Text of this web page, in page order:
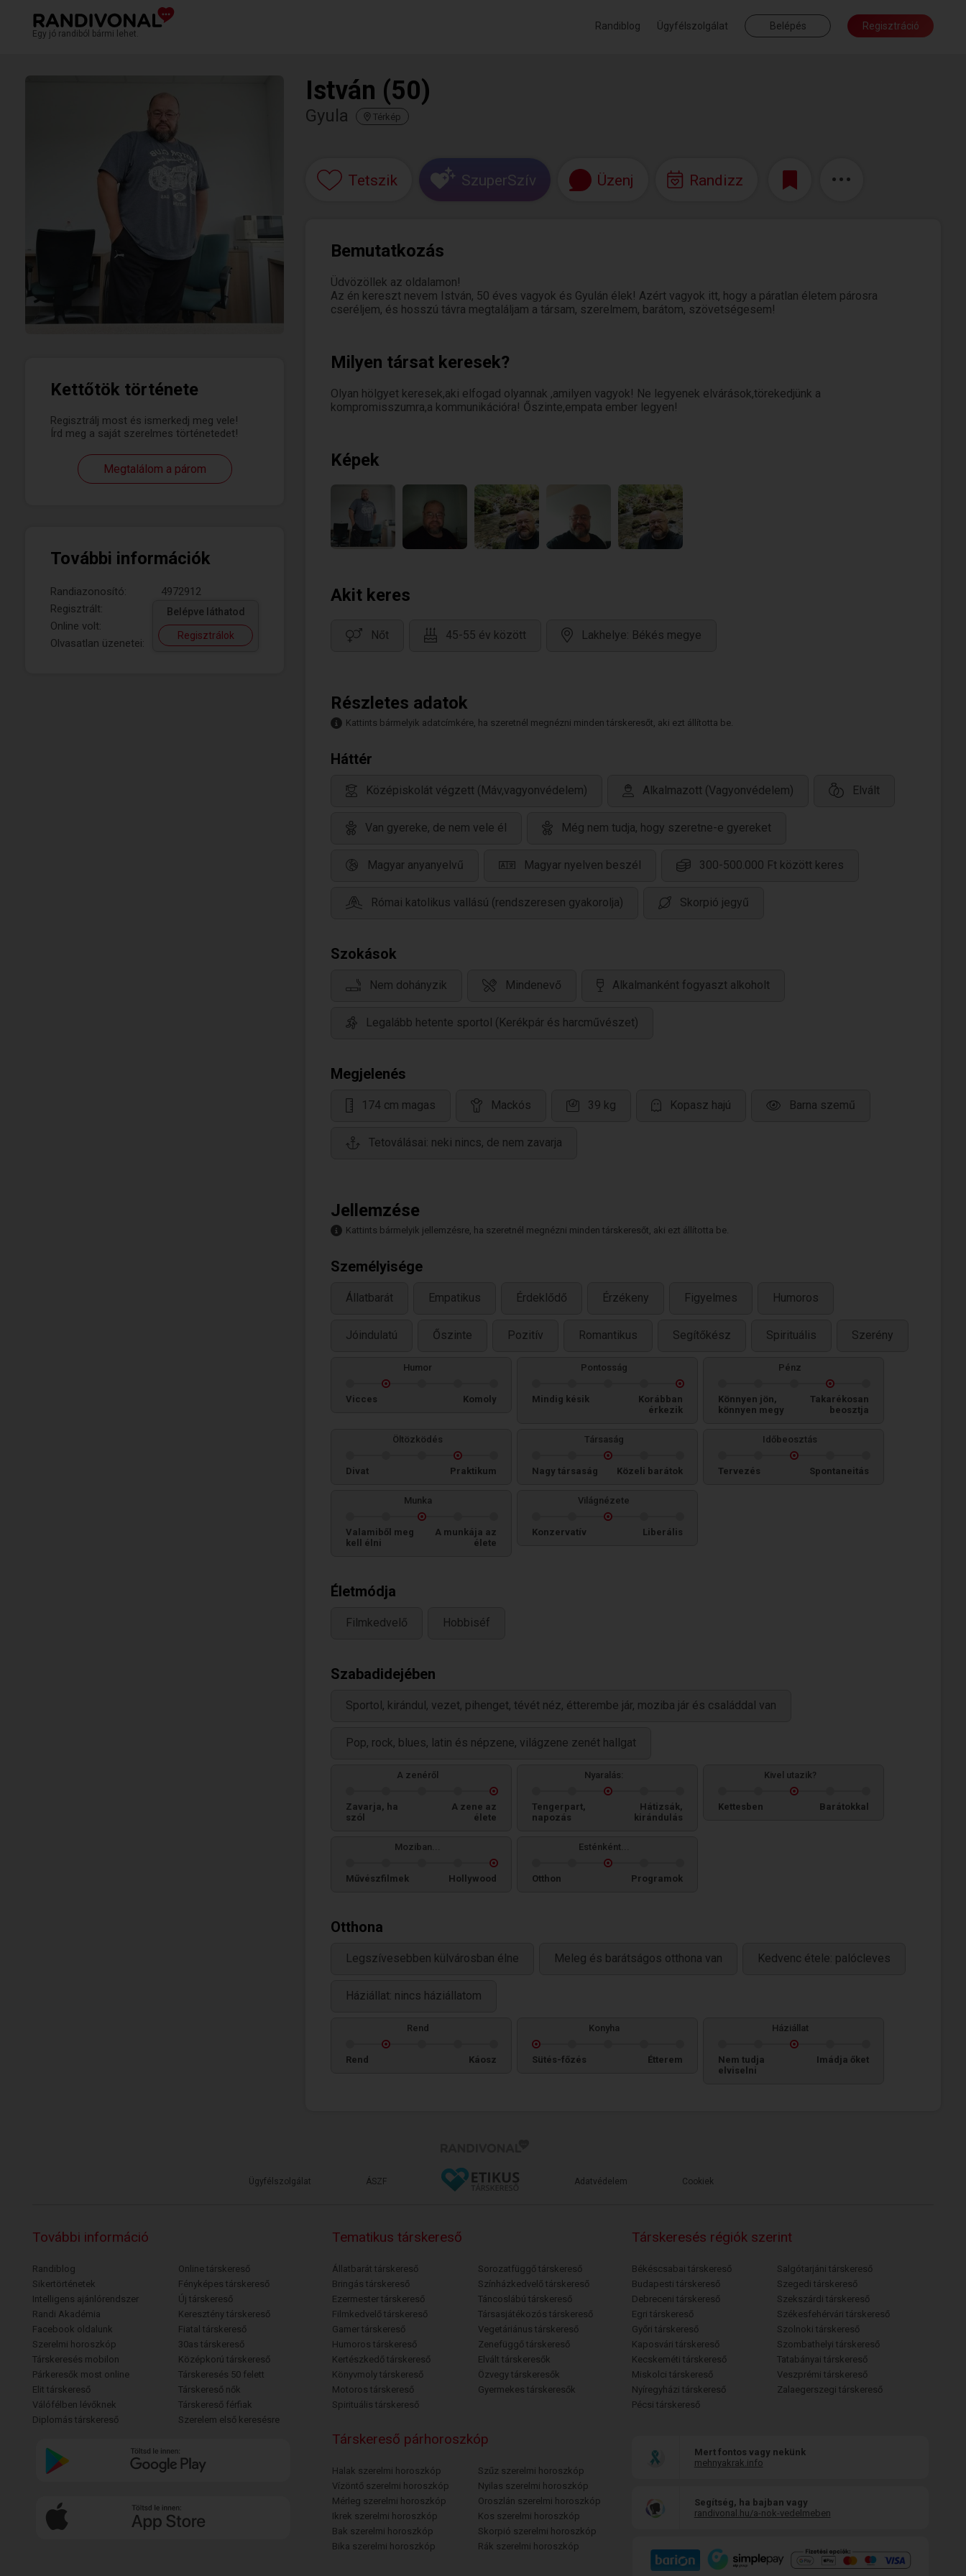
Egy jó randiból bármi lehet.
Randiblog Ügyfélszolgálat Belépés Regisztráció
Kettőtök története
Regisztrálj most és ismerkedj meg vele!
Írd meg a saját szerelmes történetedet!
Megtalálom a párom
További információk
Randiazonosító:
4972912
Regisztrált:
Online volt:
Olvasatlan üzenetei:
Belépve láthatod
Regisztrálok
István (50)
Gyula Térkép
Tetszik SzuperSzív Üzenj Randizz
Bemutatkozás
Üdvözöllek az oldalamon!
Az én kereszt nevem István, 50 éves vagyok és Gyulán élek! Azért vagyok itt, hogy a páratlan életem párosra
cseréljem, és hosszú távra megtaláljam a társam, szerelmem, barátom, szövetségesem!
Milyen társat keresek?
Olyan hölgyet keresek,aki elfogad olyannak ,amilyen vagyok! Ne legyenek elvárások,törekedjünk a
kompromisszumra,a kommunikációra! Őszinte,empata ember legyen!
Képek
Akit keres
Nőt 45-55 év között Lakhelye: Békés megye
Részletes adatok
Kattints bármelyik adatcímkére, ha szeretnél megnézni minden társkeresőt, aki ezt állította be.
Háttér
Középiskolát végzett (Máv,vagyonvédelem) Alkalmazott (Vagyonvédelem) Elvált
Van gyereke, de nem vele él Még nem tudja, hogy szeretne-e gyereket
Magyar anyanyelvű Magyar nyelven beszél 300-500.000 Ft között keres
Római katolikus vallású (rendszeresen gyakorolja) Skorpió jegyű
Szokások
Nem dohányzik Mindenevő Alkalmanként fogyaszt alkoholt
Legalább hetente sportol (Kerékpár és harcművészet)
Megjelenés
174 cm magas Mackós 39 kg Kopasz hajú Barna szemű
Tetoválásai: neki nincs, de nem zavarja
Jellemzése
Kattints bármelyik jellemzésre, ha szeretnél megnézni minden társkeresőt, aki ezt állította be.
Személyisége
Állatbarát Empatikus Érdeklődő Érzékeny Figyelmes Humoros
Jóindulatú Őszinte Pozitív Romantikus Segítőkész Spirituális Szerény
Humor
Vicces Komoly
Pontosság
Mindig késik
Korábban
érkezik
Pénz
Könnyen jön,
könnyen megy
Takarékosan
beosztja
Öltözködés
Divat Praktikum
Társaság
Nagy társaság Közeli barátok
Időbeosztás
Tervezés Spontaneitás
Munka
Valamiből meg
kell élni
A munkája az
élete
Világnézete
Konzervatív Liberális
Életmódja
Filmkedvelő Hobbiséf
Szabadidejében
Sportol, kirándul, vezet, pihenget, tévét néz, étterembe jár, moziba jár és családdal van
Pop, rock, blues, latin és népzene, világzene zenét hallgat
A zenéről
Zavarja, ha
szól
A zene az
élete
Nyaralás:
Tengerpart,
napozás
Hátizsák,
kirándulás
Kivel utazik?
Kettesben Barátokkal
Moziban...
Művészfilmek Hollywood
Esténként...
Otthon Programok
Otthona
Legszívesebben külvárosban élne Meleg és barátságos otthona van Kedvenc étele: palócleves
Háziállat: nincs háziállatom
Rend
Rend Káosz
Konyha
Sütés-főzés Étterem
Háziállat
Nem tudja
elviselni
Imádja őket
Ügyfélszolgálat ÁSZF Adatvédelem Cookiek
További információ
Randiblog
Sikertörténetek
Intelligens ajánlórendszer
Randi Akadémia
Facebook oldalunk
Szerelmi horoszkóp
Társkeresés mobilon
Párkeresők most online
Elit társkereső
Válófélben lévőknek
Diplomás társkereső
Online társkereső
Fényképes társkereső
Új társkereső
Keresztény társkereső
Fiatal társkereső
30as társkereső
Középkorú társkereső
Társkeresés 50 felett
Társkereső nők
Társkereső férfiak
Szerelem első keresésre
Tematikus társkereső
Állatbarát társkereső
Bringás társkereső
Ezermester társkereső
Filmkedvelő társkereső
Gamer társkereső
Humoros társkereső
Kertészkedő társkereső
Könyvmoly társkereső
Motoros társkereső
Spirituális társkereső
Sorozatfüggő társkereső
Színházkedvelő társkereső
Táncoslábú társkereső
Társasjátékozós társkereső
Vegetáriánus társkereső
Zenefüggő társkereső
Elvált társkeresők
Özvegy társkeresők
Gyermekes társkeresők
Társkeresés régiók szerint
Békéscsabai társkereső
Budapesti társkereső
Debreceni társkereső
Egri társkereső
Győri társkereső
Kaposvári társkereső
Kecskeméti társkereső
Miskolci társkereső
Nyíregyházi társkereső
Pécsi társkereső
Salgótarjáni társkereső
Szegedi társkereső
Szekszárdi társkereső
Székesfehérvári társkereső
Szolnoki társkereső
Szombathelyi társkereső
Tatabányai társkereső
Veszprémi társkereső
Zalaegerszegi társkereső
Társkereső párhoroszkóp
Halak szerelmi horoszkóp
Vízöntő szerelmi horoszkóp
Mérleg szerelmi horoszkóp
Ikrek szerelmi horoszkóp
Bak szerelmi horoszkóp
Bika szerelmi horoszkóp
Szűz szerelmi horoszkóp
Nyilas szerelmi horoszkóp
Oroszlán szerelmi horoszkóp
Kos szerelmi horoszkóp
Skorpió szerelmi horoszkóp
Rák szerelmi horoszkóp
Mert fontos vagy nekünk
mehnyakrak.info
Segítség, ha bajban vagy
randivonal.hu/a-nok-vedelmeben